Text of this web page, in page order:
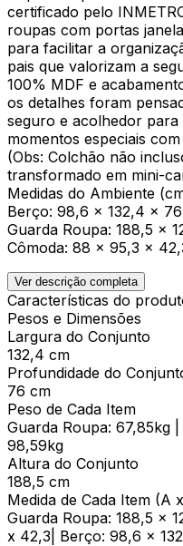
certificado pelo
roupas com portas
para facilitar a
pais que valorizam a
100% MDF e
os detalhes foram
seguro e acolhedor
momentos especiais
(Obs: Colchão não
transformado em mini-
Medidas do Ambiente
Berço: 98,6 x 132,4 x
Guarda Roupa: 188,5 x
Cômoda: 88 x 95,3 x
Ver descrição completa
Características do
Pesos e Dimensões
Largura do Conjunto
132,4 cm
Profundidade do
76 cm
Peso de Cada Item
Guarda Roupa: 67,85kg
98,59kg
Altura do Conjunto
188,5 cm
Medida de Cada Item (A
Guarda Roupa: 188,5 x
x 42,3| Berço: 98,6 x